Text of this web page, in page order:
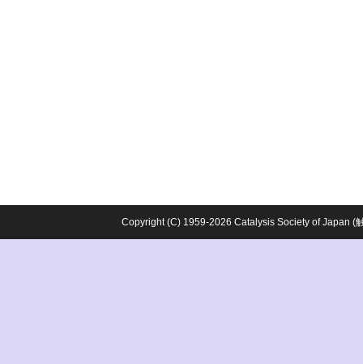
Copyright (C) 1959-2026 Catalysis Society of Japan (